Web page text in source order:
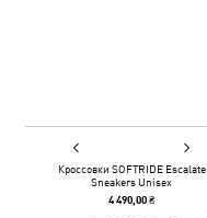
Кроссовки SOFTRIDE Escalate
Sneakers Unisex
4 490,00 ₴